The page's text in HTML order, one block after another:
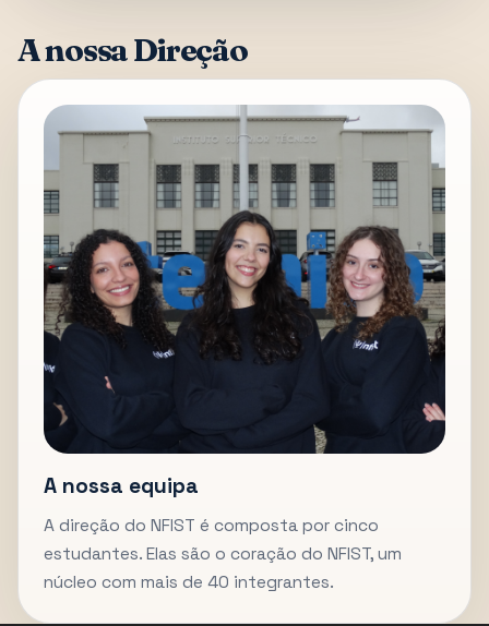
A nossa Direção
A nossa equipa
A direção do NFIST é composta por cinco
estudantes. Elas são o coração do NFIST, um
núcleo com mais de 40 integrantes.